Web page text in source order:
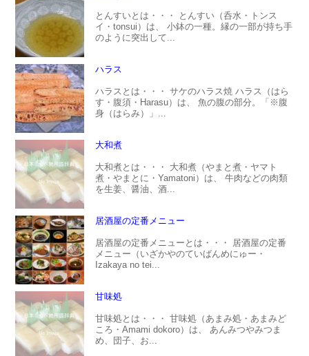
とんすいとは・・・ とんすい（呑水・トンス
イ・tonsui）は、 小鉢の一種。縁の一部が持ち手
のように突出して...
ハラス
ハラスとは・・・ サケのハラス焼 ハラス（はら
す・腹須・Harasu）は、 魚の腹の部分。「※腹
身（はらみ）」...
大和煮
大和煮とは・・・ 大和煮（やまと煮・ヤマト
煮・やまとに・Yamatoni）は、 牛肉などの肉類
を生姜、醤油、酒...
居酒屋の定番メニュー
居酒屋の定番メニューとは・・・ 居酒屋の定番
メニュー（いざかやのていばんめにゅー・
Izakaya no tei...
甘味処
甘味処とは・・・ 甘味処（あまみ処・あまみど
ころ・Amami dokoro）は、 あんみつやみつま
め、団子、お...